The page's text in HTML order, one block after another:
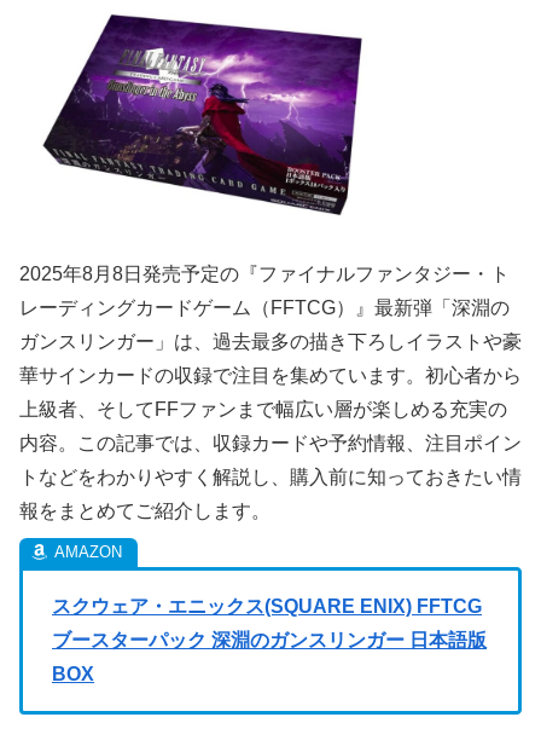
2025年8月8日発売予定の『ファイナルファンタジー・ト
レーディングカードゲーム（FFTCG）』最新弾「深淵の
ガンスリンガー」は、過去最多の描き下ろしイラストや豪
華サインカードの収録で注目を集めています。初心者から
上級者、そしてFFファンまで幅広い層が楽しめる充実の
内容。この記事では、収録カードや予約情報、注目ポイン
トなどをわかりやすく解説し、購入前に知っておきたい情
報をまとめてご紹介します。
スクウェア・エニックス(SQUARE ENIX) FFTCG
ブースターパック 深淵のガンスリンガー 日本語版
BOX